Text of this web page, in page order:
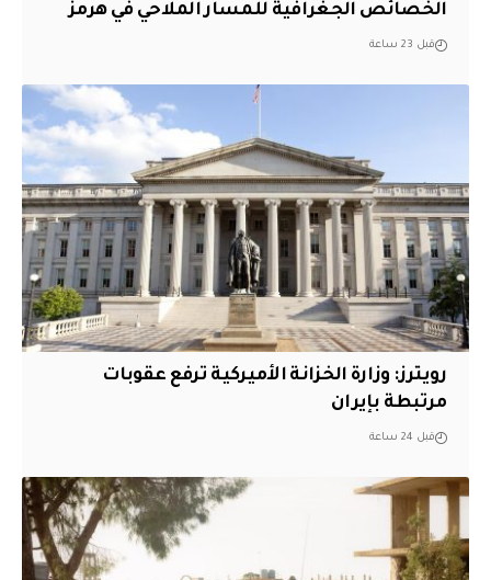
الخصائص الجغرافية للمسار الملاحي في هرمز
قبل 23 ساعة
‏رويترز: وزارة الخزانة الأميركية ترفع عقوبات
مرتبطة بإيران
قبل 24 ساعة